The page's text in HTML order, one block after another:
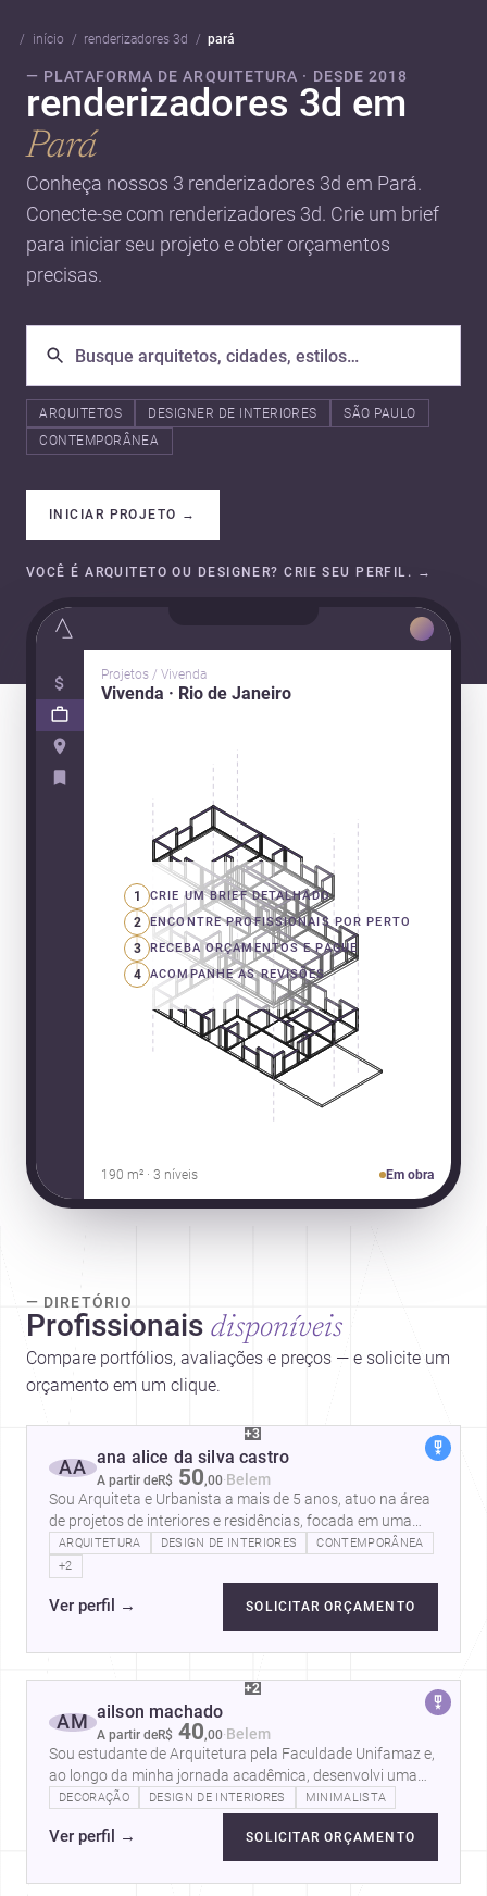
início renderizadores 3d pará
— PLATAFORMA DE ARQUITETURA · DESDE 2018
renderizadores 3d em
Pará
Conheça nossos 3 renderizadores 3d em Pará.
Conecte-se com renderizadores 3d. Crie um brief
para iniciar seu projeto e obter orçamentos
precisas.
ARQUITETOS DESIGNER DE INTERIORES
SÃO PAULO
CONTEMPORÂNEA
INICIAR PROJETO →
VOCÊ É ARQUITETO OU DESIGNER? CRIE SEU PERFIL. →
Projetos / Vivenda
Vivenda · Rio de Janeiro
1 CRIE UM BRIEF DETALHADO
2 ENCONTRE PROFISSIONAIS POR PERTO
3 RECEBA ORÇAMENTOS E PAGUE
4 ACOMPANHE AS REVISÕES
190 m² · 3 níveis Em obra
— DIRETÓRIO
Profissionais disponíveis
Compare portfólios, avaliações e preços — e solicite um
orçamento em um clique.
+3
AA ana alice da silva castro
A partir deR$ 50,00·Belem
Sou Arquiteta e Urbanista a mais de 5 anos, atuo na área
de projetos de interiores e residências, focada em uma
arquitetura mais acessiva e…
ARQUITETURA DESIGN DE INTERIORES
CONTEMPORÂNEA
+2
Ver perfil → SOLICITAR ORÇAMENTO
+2
AM ailson machado
A partir deR$ 40,00·Belem
Sou estudante de Arquitetura pela Faculdade Unifamaz e,
ao longo da minha jornada acadêmica, desenvolvi uma
visão ampla e aprimorada desta…
DECORAÇÃO DESIGN DE INTERIORES MINIMALISTA
Ver perfil → SOLICITAR ORÇAMENTO